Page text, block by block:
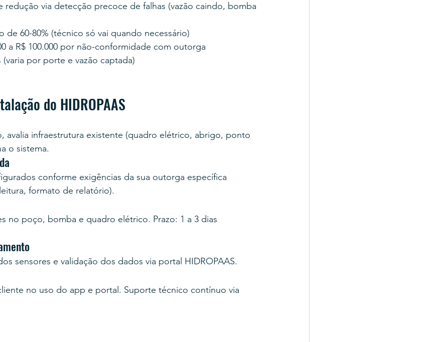
redução via detecção precoce de falhas (vazão caindo, bomba
de 60-80% (técnico só vai quando necessário)
a R$ 100.000 por não-conformidade com outorga
por porte e vazão captada)
do HIDROPAAS
avalia infraestrutura existente (quadro elétrico, abrigo, ponto
o sistema.
conforme exigências da sua outorga específica
formato de relatório).
no poço, bomba e quadro elétrico. Prazo: 1 a 3 dias
sensores e validação dos dados via portal HIDROPAAS.
no uso do app e portal. Suporte técnico contínuo via